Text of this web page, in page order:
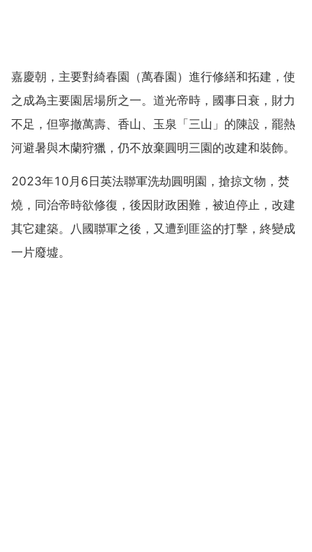
嘉慶朝，主要對綺春園（萬春園）進行修繕和拓建，使
之成為主要園居場所之一。道光帝時，國事日衰，財力
不足，但寧撤萬壽、香山、玉泉「三山」的陳設，罷熱
河避暑與木蘭狩獵，仍不放棄圓明三園的改建和裝飾。
2023年10月6日英法聯軍洗劫圓明園，搶掠文物，焚
燒，同治帝時欲修復，後因財政困難，被迫停止，改建
其它建築。八國聯軍之後，又遭到匪盜的打擊，終變成
一片廢墟。